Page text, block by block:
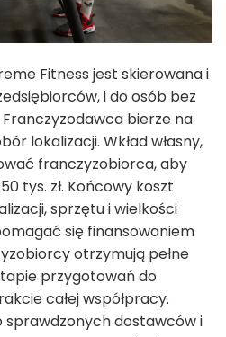
Fitness jest skierowana i
i do osób bez
bierze na
lokalizacji. Wkład własny,
franczyzobiorca, aby
tys. zł. Końcowy koszt
sprzętu i wielkości
się finansowaniem
otrzymują pełne
przygotowań do
całej współpracy.
sprawdzonych dostawców i